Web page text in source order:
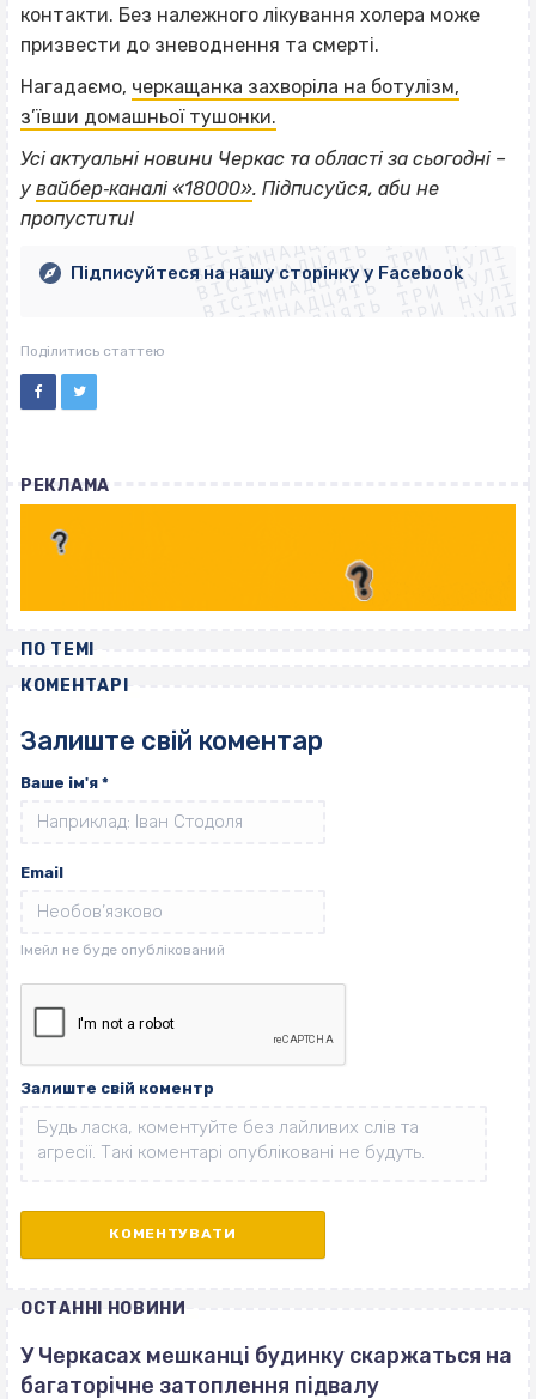
контакти. Без належного лікування холера може
призвести до зневоднення та смерті.
Нагадаємо, черкащанка захворіла на ботулізм,
з’ївши домашньої тушонки.
Усі актуальні новини Черкас та області за сьогодні –
у вайбер‐каналі «18000». Підписуйся, аби не
пропустити!
ВІСІМНАДЦЯТЬ ТРИ НУЛІ
ВІСІМНАДЦЯТЬ ТРИ НУЛІ
ВІСІМНАДЦЯТЬ ТРИ НУЛІ
ВІСІМНАДЦЯТЬ ТРИ НУЛІ
ВІСІМНАДЦЯТЬ ТРИ НУЛІ
ВІСІМНАДЦЯТЬ ТРИ НУЛІ
ВІСІМНАДЦЯТЬ ТРИ НУЛІ
ВІСІМНАДЦЯТЬ ТРИ НУЛІ
Підписуйтеся на нашу сторінку у Facebook
Поділитись статтею
РЕКЛАМА
ПО ТЕМІ
КОМЕНТАРІ
Залиште свій коментар
Ваше ім'я *
Email
Залиште свій коментр
ОСТАННІ НОВИНИ
У Черкасах мешканці будинку скаржаться на
багаторічне затоплення підвалу